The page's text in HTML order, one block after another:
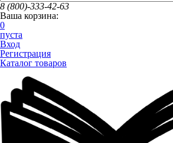
8 (800)-333-42-63
Ваша корзина:
0
пуста
Вход
Регистрация
Каталог товаров